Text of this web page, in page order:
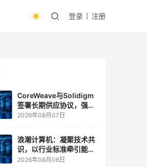
登录 注册
CoreWeave与Solidigm
签署长期供应协议，强化
一体化人工智能云平台
2026年08月07日
浪潮计算机：凝聚技术共
识，以行业标准牵引能力
跃升
2026年08月06日